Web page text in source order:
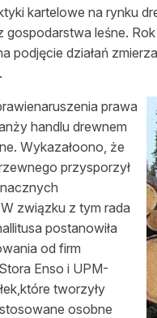
kartelowe na rynku
gospodarstwa leśne.
podjęcie działań
prawa
handlu drewnem
Wykazałoono, że
przysporzył
związku z tym rada
postanowiła
od firm
Enso i UPM-
tworzyły
osobne